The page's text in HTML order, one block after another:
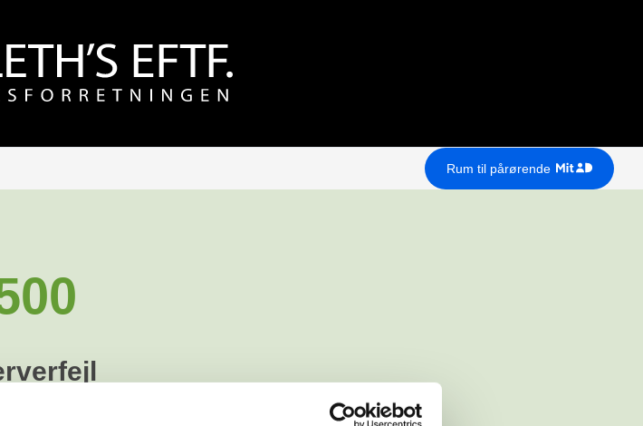
Rum til pårørende
på at løse problemet. Prøv venligst igen